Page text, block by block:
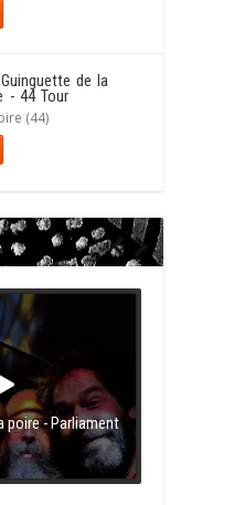
de la
- 44 Tour
(44)
poire - Parliament